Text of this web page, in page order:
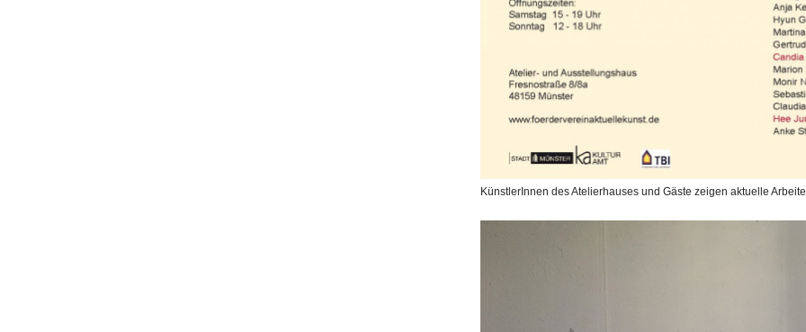
KünstlerInnen des Atelierhauses und Gäste zeigen aktuelle